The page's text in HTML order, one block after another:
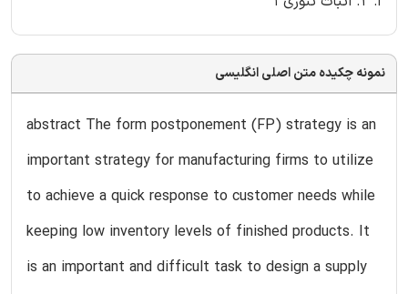
نمونه چکیده متن اصلی انگلیسی
abstract The form postponement (FP) strategy is an
important strategy for manufacturing firms to utilize
to achieve a quick response to customer needs while
keeping low inventory levels of finished products. It
is an important and difficult task to design a supply